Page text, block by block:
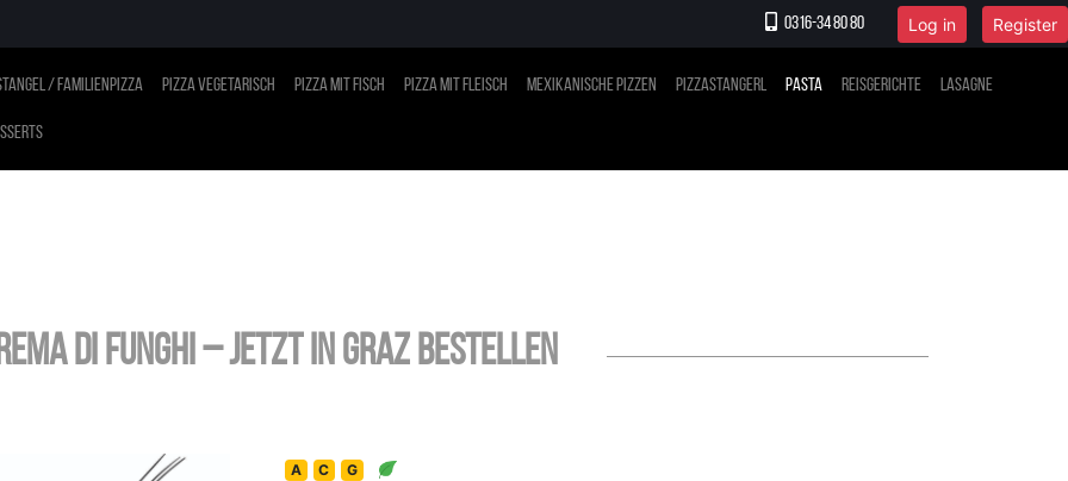
0316-34 80 80 Log in Register
/ Familienpizza Pizza vegetarisch Pizza mit Fisch Pizza mit Fleisch Mexikanische Pizzen Pizzastangerl Pasta Reisgerichte Lasagne
di Funghi – jetzt in Graz bestellen
A C G